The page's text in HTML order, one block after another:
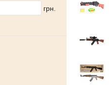
товары грн.